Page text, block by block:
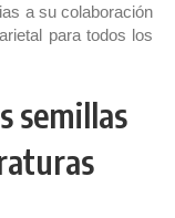
a su colaboración
para todos los
semillas